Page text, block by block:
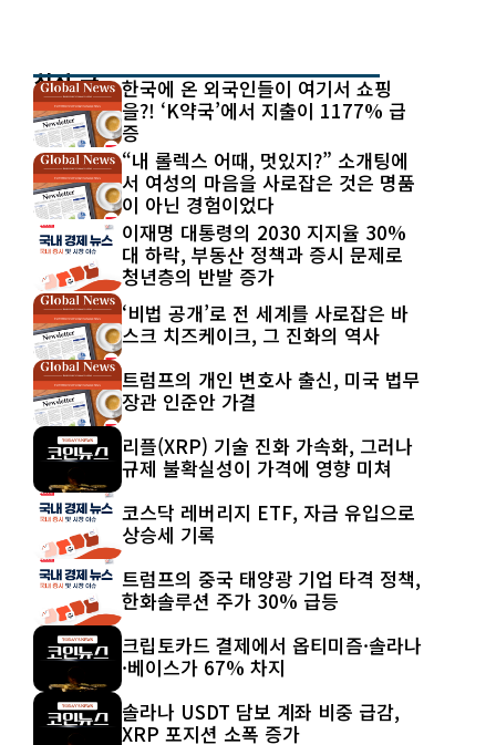
최신 글
한국에 온 외국인들이 여기서 쇼핑
을?! ‘K약국’에서 지출이 1177% 급
증
“내 롤렉스 어때, 멋있지?” 소개팅에
서 여성의 마음을 사로잡은 것은 명품
이 아닌 경험이었다
이재명 대통령의 2030 지지율 30%
대 하락, 부동산 정책과 증시 문제로
청년층의 반발 증가
‘비법 공개’로 전 세계를 사로잡은 바
스크 치즈케이크, 그 진화의 역사
트럼프의 개인 변호사 출신, 미국 법무
장관 인준안 가결
리플(XRP) 기술 진화 가속화, 그러나
규제 불확실성이 가격에 영향 미쳐
코스닥 레버리지 ETF, 자금 유입으로
상승세 기록
트럼프의 중국 태양광 기업 타격 정책,
한화솔루션 주가 30% 급등
크립토카드 결제에서 옵티미즘·솔라나
·베이스가 67% 차지
솔라나 USDT 담보 계좌 비중 급감,
XRP 포지션 소폭 증가